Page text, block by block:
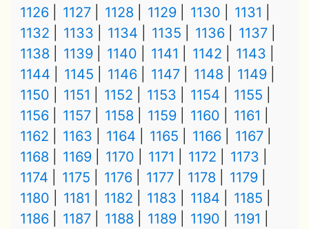
1126
1127 1128 1129 1130
1131
1132
1133 1134 1135 1136
1137
1138
1139 1140 1141 1142
1143
1144
1145 1146 1147 1148
1149
1150
1151 1152 1153 1154
1155
1156
1157 1158 1159 1160
1161
1162
1163 1164 1165 1166
1167
1168
1169 1170 1171 1172
1173
1174
1175 1176 1177 1178
1179
1180
1181 1182 1183 1184
1185
1186
1187 1188 1189 1190
1191